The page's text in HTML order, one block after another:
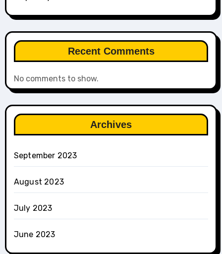
Recent Comments
No comments to show.
Archives
September 2023
August 2023
July 2023
June 2023